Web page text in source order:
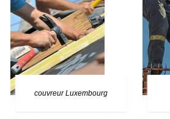
couvreur Luxembourg